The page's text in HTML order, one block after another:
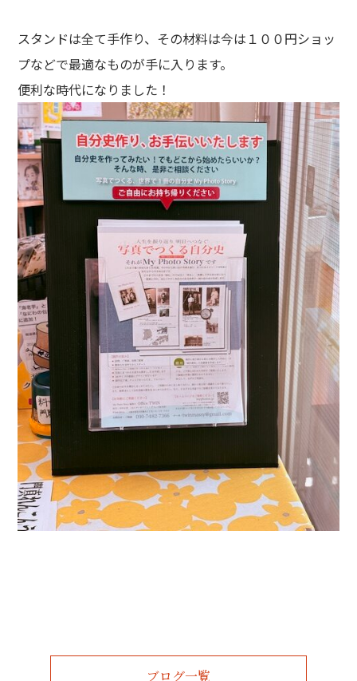
スタンドは全て手作り、その材料は今は１００円ショッ
プなどで最適なものが手に入ります。
便利な時代になりました！
ブログ一覧